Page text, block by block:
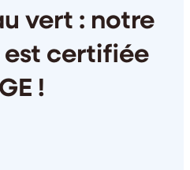
vert : notre
est certifiée
!